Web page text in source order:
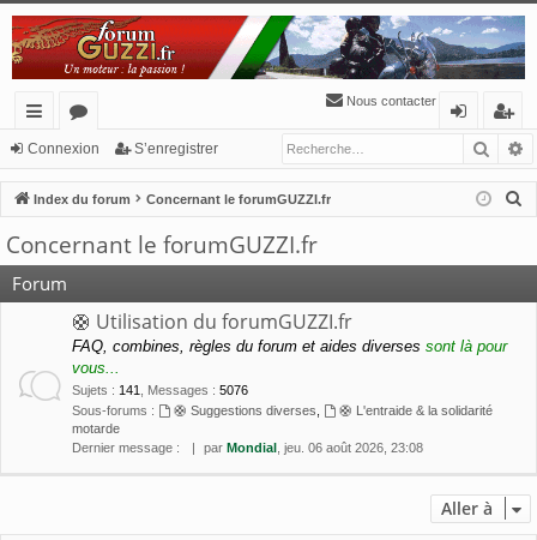
cc
ès
ra
pi
de
or
u
m
s
Nous contacter
n
ne
’e
nr
eg
Connexion S’enregistrer
Index du forum Concernant le forumGUZZI.fr
e
Concernant le forumGUZZI.fr
Forum
🛟 Utilisation du forumGUZZI.fr
FAQ, combines, règles du forum et aides diverses sont là pour
vous...
Sujets : 141 Messages : 5076
Sous-forums :
🛟 Suggestions diverses
🛟 L'entraide & la solidarité
motarde
Dernier message :
par Mondial , jeu. 06 août 2026, 23:08
Aller à